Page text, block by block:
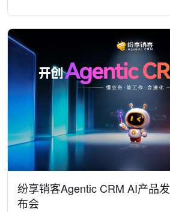
纷享销客Agentic CRM AI产品发
布会